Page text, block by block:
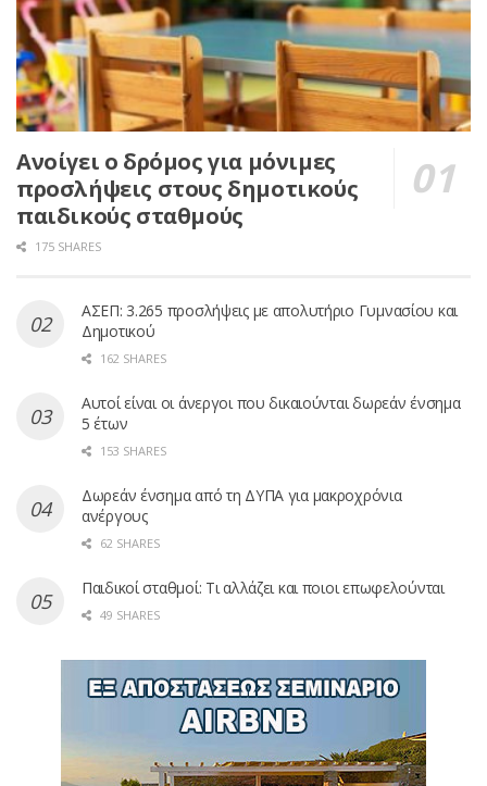
Ανοίγει ο δρόμος για μόνιμες
προσλήψεις στους δημοτικούς
παιδικούς σταθμούς
175 SHARES
ΑΣΕΠ: 3.265 προσλήψεις με απολυτήριο Γυμνασίου και
Δημοτικού
162 SHARES
Αυτοί είναι οι άνεργοι που δικαιούνται δωρεάν ένσημα
5 έτων
153 SHARES
Δωρεάν ένσημα από τη ΔΥΠΑ για μακροχρόνια
ανέργους
62 SHARES
Παιδικοί σταθμοί: Τι αλλάζει και ποιοι επωφελούνται
49 SHARES